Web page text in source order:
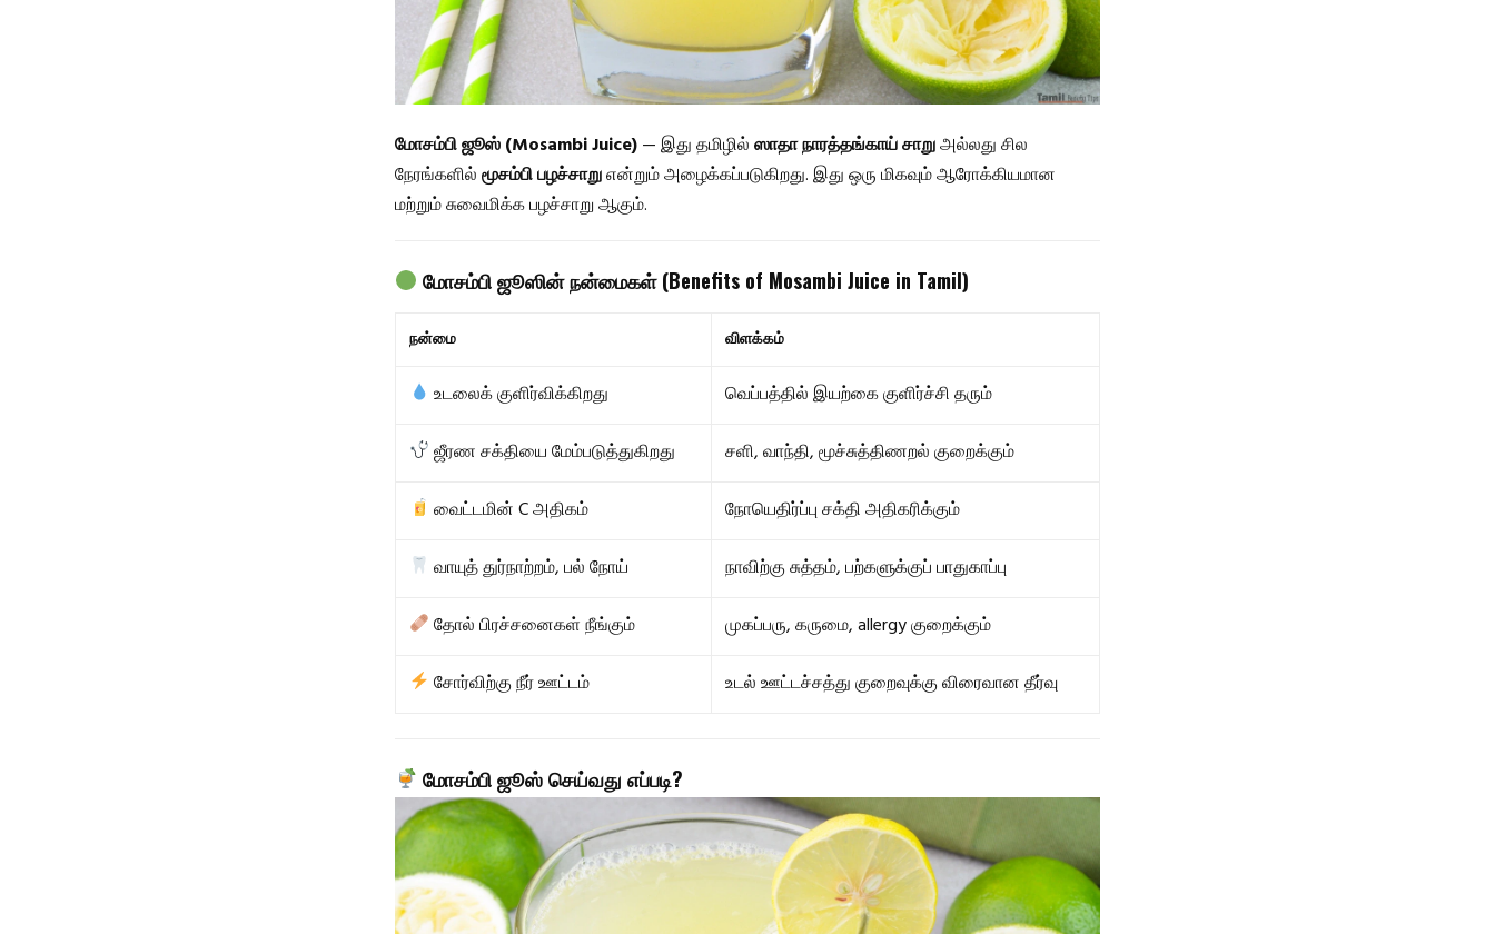
மோசம்பி ஜூஸ் (Mosambi Juice)— இது தமிழில்ஸாதா நாரத்தங்காய் சாறுஅல்லது சில
நேரங்களில்மூசம்பி பழச்சாறுஎன்றும் அழைக்கப்படுகிறது. இது ஒரு மிகவும் ஆரோக்கியமான
மற்றும் சுவைமிக்க பழச்சாறு ஆகும்.
மோசம்பி ஜூஸின் நன்மைகள் (Benefits of Mosambi Juice in Tamil)
நன்மை விளக்கம்
உடலைக் குளிர்விக்கிறது
வெப்பத்தில் இயற்கை குளிர்ச்சி தரும்
ஜீரண சக்தியை மேம்படுத்துகிறது
சளி, வாந்தி, மூச்சுத்திணறல் குறைக்கும்
வைட்டமின் C அதிகம்
நோயெதிர்ப்பு சக்தி அதிகரிக்கும்
வாயுத் துர்நாற்றம், பல் நோய்
நாவிற்கு சுத்தம், பற்களுக்குப் பாதுகாப்பு
தோல் பிரச்சனைகள் நீங்கும்
முகப்பரு, கருமை, allergy குறைக்கும்
சோர்விற்கு நீர் ஊட்டம்
உடல் ஊட்டச்சத்து குறைவுக்கு விரைவான தீர்வு
மோசம்பி ஜூஸ் செய்வது எப்படி?